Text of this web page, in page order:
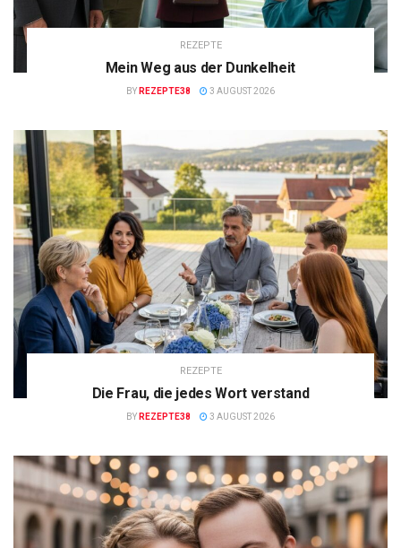
REZEPTE
Mein Weg aus der Dunkelheit
BY REZEPTE38 3 AUGUST 2026
REZEPTE
Die Frau, die jedes Wort verstand
BY REZEPTE38 3 AUGUST 2026